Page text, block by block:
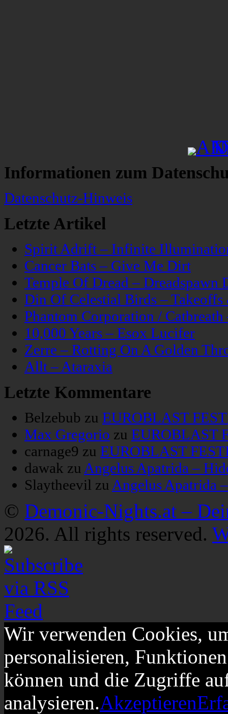
Informationen zum
Datenschutz-Hinweis
Letzte Artikel
Spirit Adrift – Infinite
Cancer Bats – Give Me Dirt
Temple Of Dread – Dreadspawn
Din Of Celestial Birds –
Phantom Corporation /
10,000 Years – Esox Lucifer
Zerre – Rotting On A Golden
Allt – Ataraxia
Letzte Kommentare
Belzebub zu EUROBLAST
Max Gregorio zu EUROBLAST
carnage9 zu EUROBLAST
dawak zu Angelus Apatrida –
Slaytheevil zu Angelus Apatrida
© Demonic-Nights.at –
2026. All rights reserved.
Wir verwenden Cookies,
personalisieren,
können und die Zugriffe
analysieren.Akzeptieren